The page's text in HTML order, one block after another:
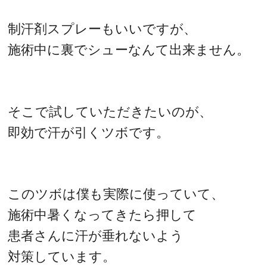
制汗剤スプレーもいいですが、
施術中に裏でシューなんて出来ません。
そこで試していただきたいのが、
即効で汗が引くツボです。
このツボは僕も実際に使っていて、
施術中暑くなってきたら押して
患者さんに汗が垂れないよう
対策しています。